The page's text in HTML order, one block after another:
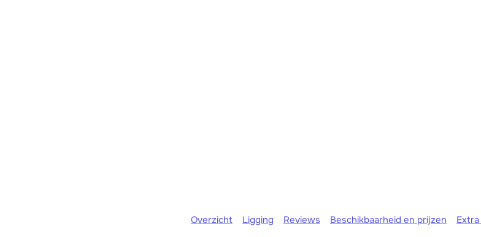
Overzicht Ligging Reviews Beschikbaarheid en prijzen